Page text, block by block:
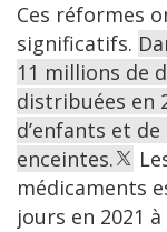
Ces réformes
significatifs.
11 millions de
distribuées en
d’enfants et
enceintes.
médicaments
jours en 2021